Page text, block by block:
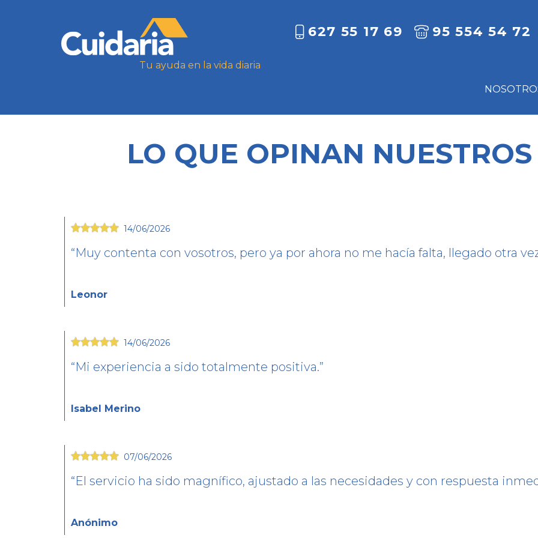
Tu ayuda en la vida diaria
627 55 17 69 95 554 54 72
LO QUE OPINAN
14/06/2026
Muy contenta con vosotros, pero ya por ahora no me hacía falta, llegado otra
Leonor
14/06/2026
Mi experiencia a sido totalmente positiva.
Isabel Merino
07/06/2026
El servicio ha sido magnífico, ajustado a las necesidades y con respuesta
Anónimo